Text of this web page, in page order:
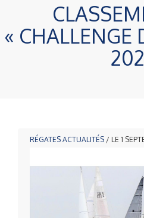
« CHALLENGE
RÉGATES ACTUALITÉS / LE 1